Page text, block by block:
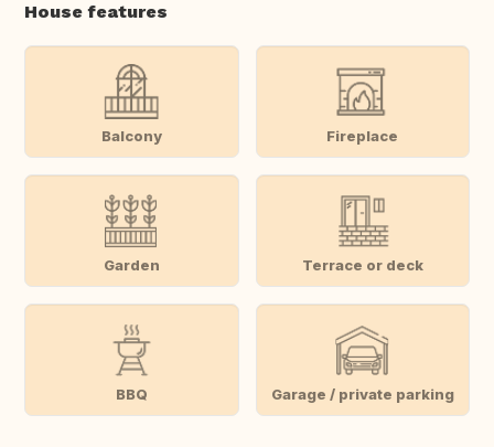
House features
Balcony Fireplace
Garden Terrace or deck
BBQ Garage / private parking